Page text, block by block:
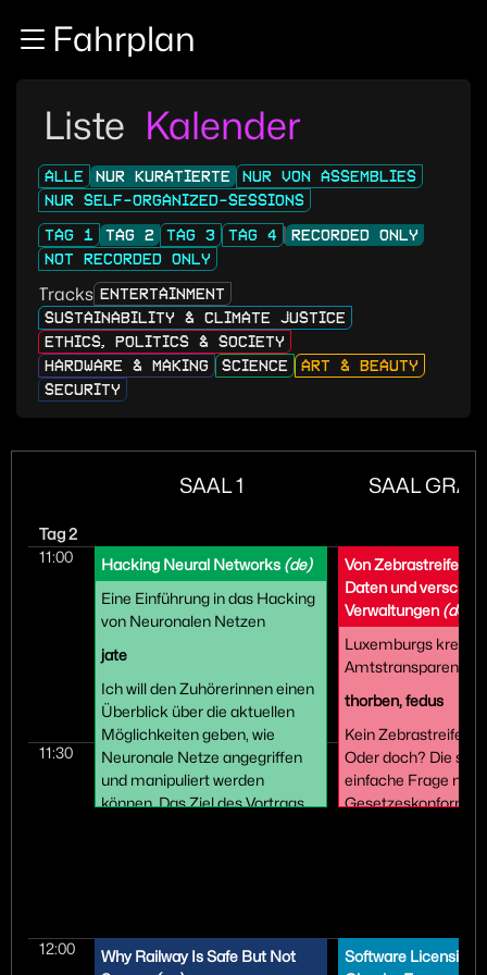
Zum InhaltFahrplan
Liste Kalender
ALLE NUR KURATIERTE
NUR VON ASSEMBLIES
NUR SELF-ORGANIZED-SESSIONS
TAG 1
TAG 2 TAG 3 TAG 4
RECORDED ONLY
NOT RECORDED ONLY
Tracks ENTERTAINMENT
SUSTAINABILITY & CLIMATE JUSTICE
ETHICS, POLITICS & SOCIETY
HARDWARE & MAKING
SCIENCE
ART & BEAUTY
SECURITY
Tag 2
11:00
11:30
12:00
SAAL 1
Hacking Neural Networks (de)
Eine Einführung in das Hacking
von Neuronalen Netzen
jate
Ich will den Zuhörerinnen einen
Überblick über die aktuellen
Möglichkeiten geben, wie
Neuronale Netze angegriffen
und manipuliert werden
können. Das Ziel des Vortrags
neuronaler Netze besser zu
verstehen und ihre
Why Railway Is Safe But Not
SAAL
Von Zebrastreifen,
Daten und
Verwaltungen (de)
Luxemburgs
Amtstransparenz
thorben, fedus
Kein Zebrastreifen
Oder doch? Die
einfache Frage
schufen die
Zentrums für
Software Licensing